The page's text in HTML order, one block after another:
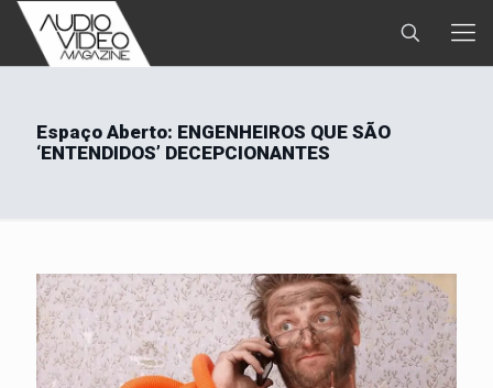
Espaço Aberto: ENGENHEIROS QUE SÃO
‘ENTENDIDOS’ DECEPCIONANTES